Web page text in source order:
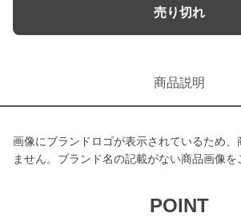
売り切れ
商品説明
画像にブランドロゴが表示されているため、
ません。ブランド名の記載がない商品画像を
POINT